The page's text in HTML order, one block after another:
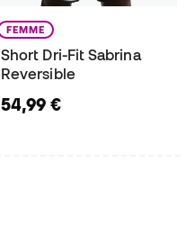
FEMME
Short Dri-Fit Sabrina
Reversible
54,99 €